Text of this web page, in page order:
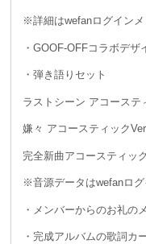
※詳細はwefanログインメ
・GOOF-OFFコラボデザ
・弾き語りセット
ラストシーン アコーステ
嫌々 アコースティックVer
完全新曲アコースティッ
※音源データはwefanログ
・メンバーからのお礼の
・完成アルバムの歌詞カ